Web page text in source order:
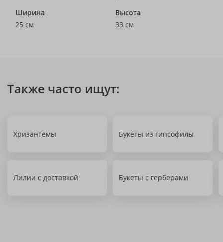
Ширина
25 см
Высота
33 см
Также часто ищут:
Хризантемы Букеты из гипсофилы
Лилии с доставкой Букеты с герберами